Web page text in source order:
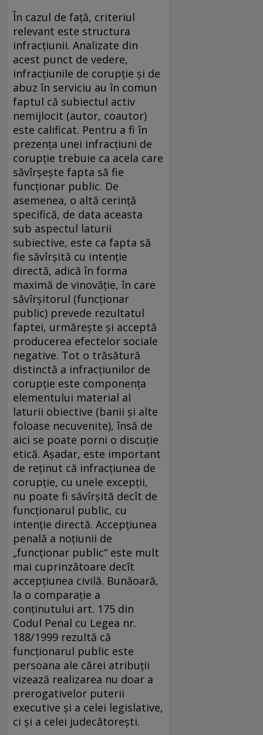
În cazul de față, criteriul
relevant este structura
infracțiunii. Analizate din
acest punct de vedere,
infracțiunile de corupție și de
abuz în serviciu au în comun
faptul că subiectul activ
nemijlocit (autor, coautor)
este calificat. Pentru a fi în
prezența unei infracțiuni de
corupție trebuie ca acela care
săvîrșește fapta să fie
funcționar public. De
asemenea, o altă cerință
specifică, de data aceasta
sub aspectul laturii
subiective, este ca fapta să
fie săvîrșită cu intenție
directă, adică în forma
maximă de vinovăție, în care
săvîrșitorul (funcționar
public) prevede rezultatul
faptei, urmărește și acceptă
producerea efectelor sociale
negative. Tot o trăsătură
distinctă a infracțiunilor de
corupție este componența
elementului material al
laturii obiective (banii și alte
foloase necuvenite), însă de
aici se poate porni o discuție
etică. Așadar, este important
de reținut că infracțiunea de
corupție, cu unele excepții,
nu poate fi săvîrșită decît de
funcționarul public, cu
intenție directă. Accepțiunea
penală a noțiunii de
„funcționar public“ este mult
mai cuprinzătoare decît
accepțiunea civilă. Bunăoară,
la o comparație a
conținutului art. 175 din
Codul Penal cu Legea nr.
188/1999 rezultă că
funcționarul public este
persoana ale cărei atribuții
vizează realizarea nu doar a
prerogativelor puterii
executive și a celei legislative,
ci și a celei judecătorești.